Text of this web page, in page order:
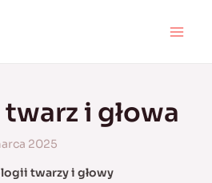
twarz i głowa
2025
twarzy i głowy